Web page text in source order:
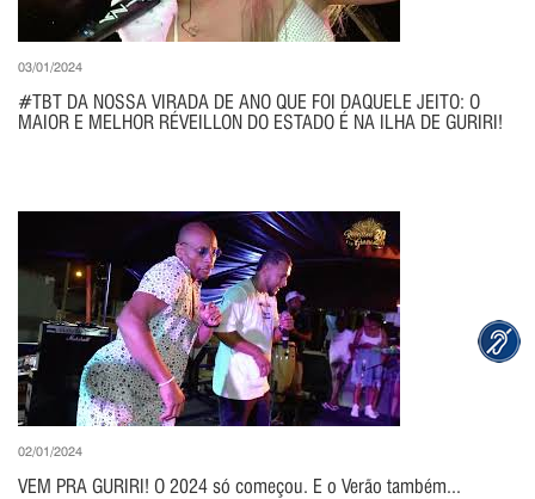
03/01/2024
#TBT DA NOSSA VIRADA DE ANO QUE FOI DAQUELE JEITO: O
MAIOR E MELHOR RÉVEILLON DO ESTADO É NA ILHA DE GURIRI!
02/01/2024
VEM PRA GURIRI! O 2024 só começou. E o Verão também...